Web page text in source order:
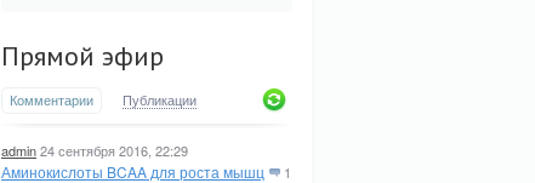
Прямой эфир
Комментарии Публикации
admin24 сентября 2016, 22:29
Аминокислоты BCAA для роста мышц 1